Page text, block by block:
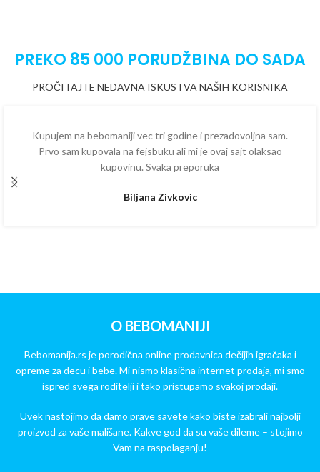
PREKO 85 000 PORUDŽBINA DO SADA
PROČITAJTE NEDAVNA ISKUSTVA NAŠIH KORISNIKA
Kupujem na bebomaniji vec tri godine i prezadovoljna sam.
Prvo sam kupovala na fejsbuku ali mi je ovaj sajt olaksao
kupovinu. Svaka preporuka
Biljana Zivkovic
O BEBOMANIJI
Bebomanija.rs je porodična online prodavnica dečijih igračaka i
opreme za decu i bebe. Mi nismo klasična internet prodaja, mi smo
ispred svega roditelji i tako pristupamo svakoj prodaji.
Uvek nastojimo da damo prave savete kako biste izabrali najbolji
proizvod za vaše mališane. Kakve god da su vaše dileme – stojimo
Vam na raspolaganju!